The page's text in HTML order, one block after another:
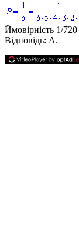
Ймовірність 1/720
Відповідь: А.